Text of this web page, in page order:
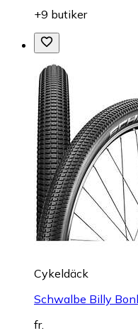
+9 butiker
Cykeldäck
Schwalbe Billy
fr.